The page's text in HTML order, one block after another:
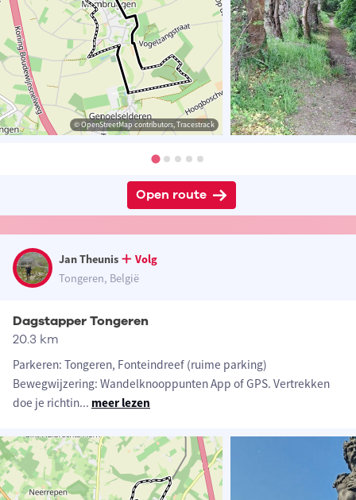
© OpenStreetMap contributors, Tracestrack
Open route
Jan Theunis
Volg
Tongeren, België
Dagstapper Tongeren
20.3 km
Parkeren: Tongeren, Fonteindreef (ruime parking)
Bewegwijzering: Wandelknooppunten App of GPS. Vertrekken
doe je richtin... meer lezen